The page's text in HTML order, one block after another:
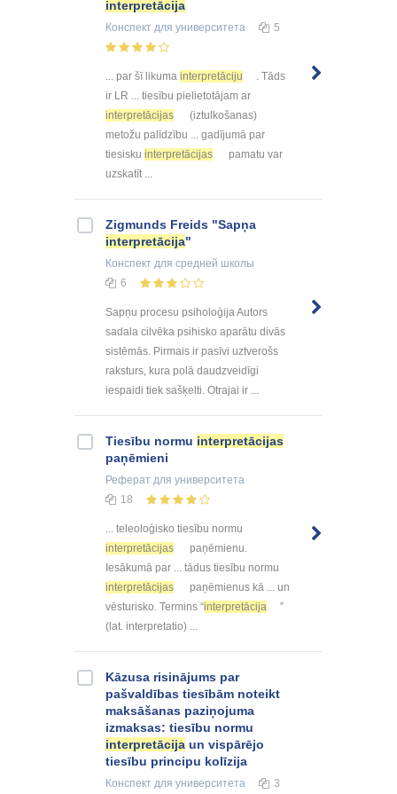
interpretācija
Конспект для университета 5
... par šī likuma interpretāciju
. Tāds
ir LR ... tiesību pielietotājam ar
interpretācijas
(iztulkošanas)
metožu palīdzību ... gadījumā par
tiesisku interpretācijas
pamatu var
uzskatīt ...
Zigmunds Freids "Sapņa
interpretācija"
Конспект для средней школы
6
Sapņu procesu psiholoģija Autors
sadala cilvēka psihisko aparātu divās
sistēmās. Pirmais ir pasīvi uztverošs
raksturs, kura polā daudzveidīgi
iespaidi tiek sašķelti. Otrajai ir ...
Tiesību normu interpretācijas
paņēmieni
Реферат для университета
18
... teleoloģisko tiesību normu
interpretācijas
paņēmienu.
Iesākumā par ... tādus tiesību normu
interpretācijas
paņēmienus kā ... un
vēsturisko. Termins “interpretācija
”
(lat. interpretatio) ...
Kāzusa risinājums par
pašvaldības tiesībām noteikt
maksāšanas paziņojuma
izmaksas: tiesību normu
interpretācija un vispārējo
tiesību principu kolīzija
Конспект для университета 3